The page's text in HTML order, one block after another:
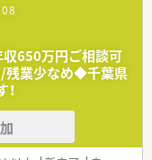
異動で多くの科目を勉
ロー体制が整っており
員には責任あるポジシ
就業いただける環境で
・ピッキングシステム
収650万円ご相談可
業少なめ◆千葉県